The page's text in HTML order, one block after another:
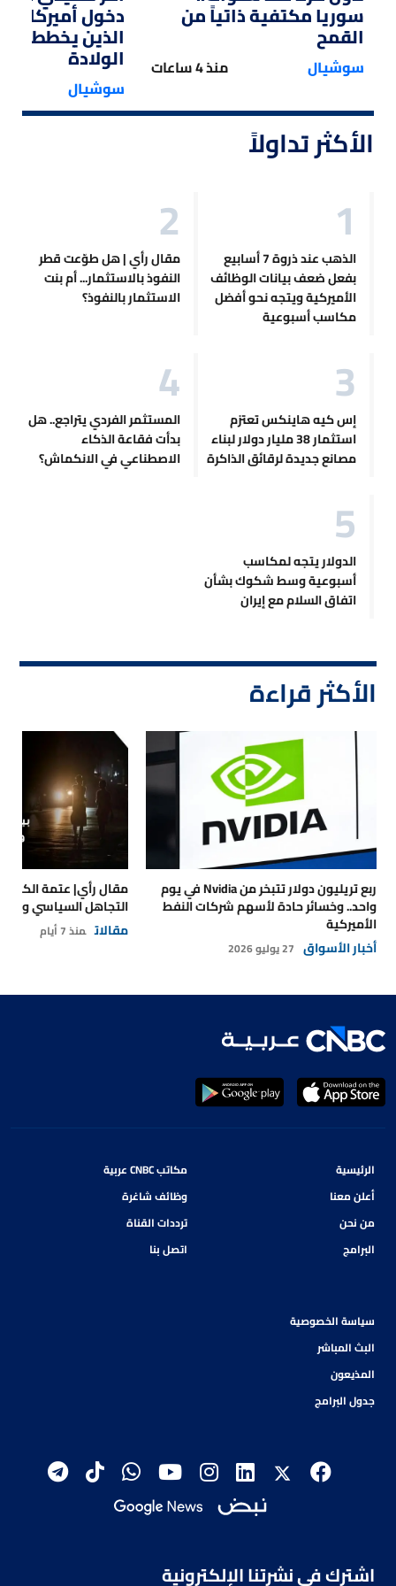
سوريا مكتفية ذاتياً من
القمح
سوشيال منذ 4 ساعات
دخول أميركا
الذين يخططون
الولادة
سوشيال
الأكثر تداولاً
الذهب عند ذروة 7 أسابيع
بفعل ضعف بيانات الوظائف
الأميركية ويتجه نحو أفضل
مكاسب أسبوعية
مقال رأي | هل طوّعت قطر
النفوذ بالاستثمار... أم بنت
الاستثمار بالنفوذ؟
إس كيه هاينكس تعتزم
استثمار 38 مليار دولار لبناء
مصانع جديدة لرقائق الذاكرة
المستثمر الفردي يتراجع.. هل
بدأت فقاعة الذكاء
الاصطناعي في الانكماش؟
الدولار يتجه لمكاسب
أسبوعية وسط شكوك بشأن
اتفاق السلام مع إيران
الأكثر قراءة
ربع تريليون دولار تتبخر من Nvidia في يوم
واحد.. وخسائر حادة لأسهم شركات النفط
الأميركية
أخبار الأسواق 27 يوليو 2026
مقال رأي| عتمة
التجاهل السياسي
مقالات منذ 7 أيام
الرئيسية
أعلن معنا
من نحن
البرامج
مكاتب CNBC عربية
وظائف شاغرة
ترددات القناة
اتصل بنا
سياسة الخصوصية
البث المباشر
المذيعون
جدول البرامج
اشترك في نشرتنا الإلكترونية